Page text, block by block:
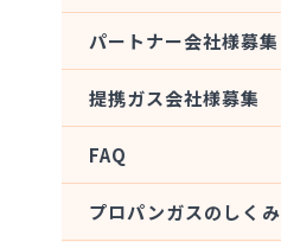
パートナー会社様募集
提携ガス会社様募集
FAQ
プロパンガスのしくみ